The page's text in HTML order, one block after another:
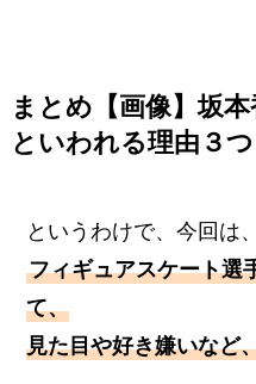
まとめ【画像】坂
といわれる理由３つ
というわけで、今回は、
フィギュアスケート選
て、
見た目や好き嫌いなど